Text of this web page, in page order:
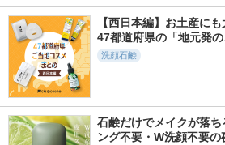
【西日本編】お土産に
47都道府県の「地元発の
洗顔石鹸
石鹸だけでメイクが落
ング不要・W洗顔不要